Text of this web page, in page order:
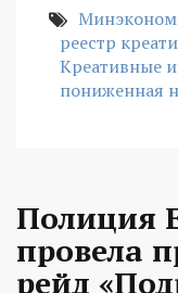
реестр
Креативные
пониженная
Полиция
провела
рейд